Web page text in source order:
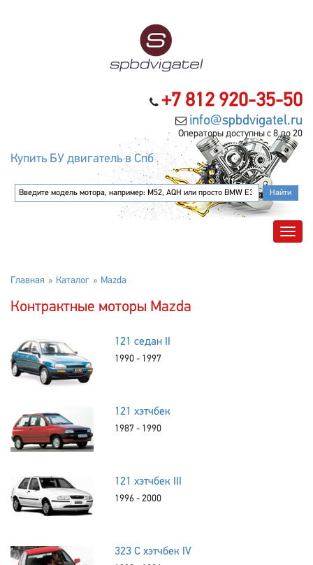
+7 812 920-35-50
info@spbdvigatel.ru
Операторы доступны с 8 до 20
Купить БУ двигатель в Спб
Главная Каталог Mazda
Контрактные моторы Mazda
121 седан II
1990 - 1997
121 хэтчбек
1987 - 1990
121 хэтчбек III
1996 - 2000
323 C хэтчбек IV